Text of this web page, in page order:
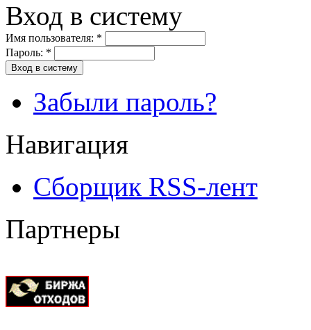
Вход в систему
Имя пользователя: *
Пароль: *
Вход в систему
Забыли пароль?
Навигация
Сборщик RSS-лент
Партнеры